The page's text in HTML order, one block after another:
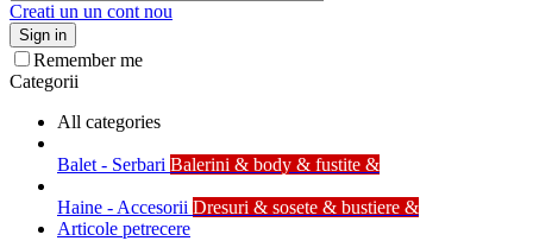
Creati un un cont nou
Sign in
Remember me
Categorii
All categories
Balet - Serbari Balerini & body & fustite &
Haine - Accesorii Dresuri & sosete & bustiere &
Articole petrecere